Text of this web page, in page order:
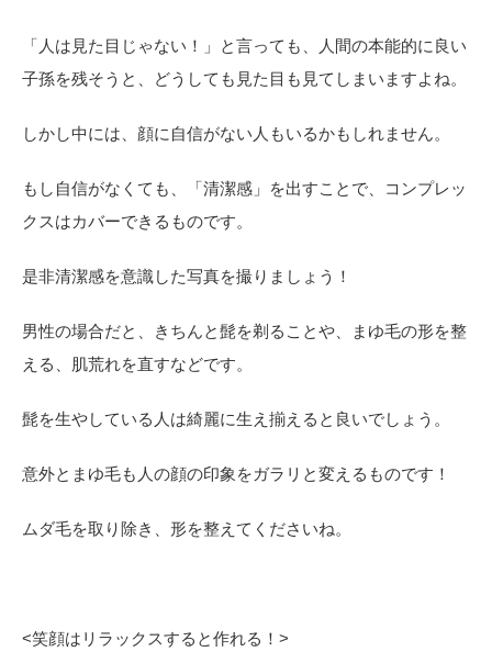
「人は見た目じゃない！」と言っても、人間の本能的に良い
子孫を残そうと、どうしても見た目も見てしまいますよね。
しかし中には、顔に自信がない人もいるかもしれません。
もし自信がなくても、「清潔感」を出すことで、コンプレッ
クスはカバーできるものです。
是非清潔感を意識した写真を撮りましょう！
男性の場合だと、きちんと髭を剃ることや、まゆ毛の形を整
える、肌荒れを直すなどです。
髭を生やしている人は綺麗に生え揃えると良いでしょう。
意外とまゆ毛も人の顔の印象をガラリと変えるものです！
ムダ毛を取り除き、形を整えてくださいね。
<笑顔はリラックスすると作れる！>